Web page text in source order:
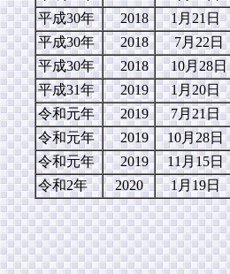
平成30年
2018 1月21日
平成30年
2018 7月22日
平成30年
2018 10月28日
平成31年
2019 1月20日
令和元年
2019 7月21日
令和元年
2019 10月28日
令和元年
2019 11月15日
令和2年
2020 1月19日